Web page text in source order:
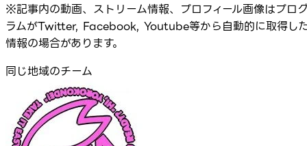
※記事内の動画、ストリーム情報、プロフィール画像はプロ
ラムがTwitter, Facebook, Youtube等から自動的に取得し
情報の場合があります。
同じ地域のチーム